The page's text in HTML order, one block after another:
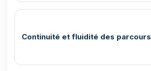
Continuité et fluidité des parcours